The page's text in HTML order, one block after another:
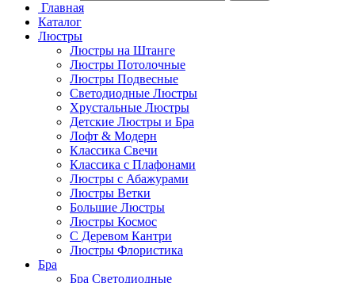
Главная
Каталог
Люстры
Люстры на Штанге
Люстры Потолочные
Люстры Подвесные
Светодиодные Люстры
Хрустальные Люстры
Детские Люстры и Бра
Лофт & Модерн
Классика Свечи
Классика с Плафонами
Люстры с Абажурами
Люстры Ветки
Большие Люстры
Люстры Космос
С Деревом Кантри
Люстры Флористика
Бра
Бра Светодиодные